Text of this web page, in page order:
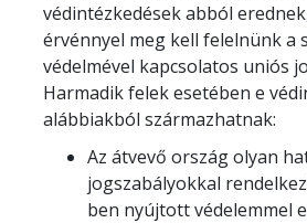
védintézkedések abból
érvénnyel meg kell felelnünk a
védelmével kapcsolatos uniós
Harmadik felek esetében e
alábbiakból származhatnak:
Az átvevő ország olyan
jogszabályokkal
ben nyújtott védelemmel